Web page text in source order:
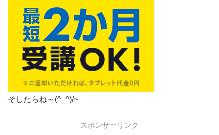
そしたらね～(^_^)/~
スポンサーリンク